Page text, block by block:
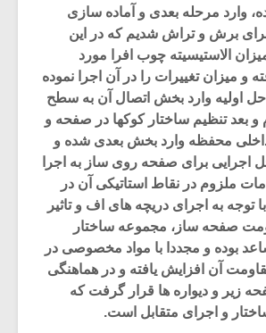
وارد مرحله بعدی و آماده سازی
برش و تراش شدیم که در این
الاستیسیته چوب افرا مورد
و میزان تغییرات را در آن اجرا نموده
اولیه وارد بخش اتصال آن به سطح
و بعد تنظیم ساختار کوکها در صفحه و
محفظه وارد بخش بعدی شده و
اجرایی برای صفحه روی ساز به اجرا
ملزوم در نقاط استاتیکی آن در
توجه به اجرای دریچه های اف و تاثیر
صفحه ساز، مجموعه ساختار
بوده و مجددا با مواد مخصوصی در
مقاومت آن افزایش یافته و در هماهنگی
زیر و دیواره ها قرار گرفت که
و اجرای متقابل است.